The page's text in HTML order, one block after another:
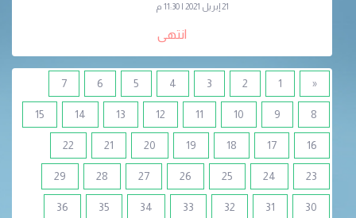
21 إبريل 2021 | 11:30 م
انتهى
«
1
2
3
4
5
6
7
8
9
10
11
12
13
14
15
16
17
18
19
20
21
22
23
24
25
26
27
28
29
30
31
32
33
34
35
36